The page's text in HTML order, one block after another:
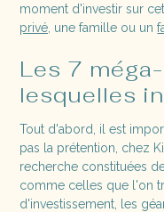
moment d'investir sur
privé, une famille ou un
Les 7
lesquelles
Tout d'abord, il est
pas la prétention, chez
recherche constituées
comme celles que l'on
d'investissement, les